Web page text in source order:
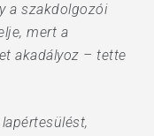
a szakdolgozói
mert a
akadályoz – tette